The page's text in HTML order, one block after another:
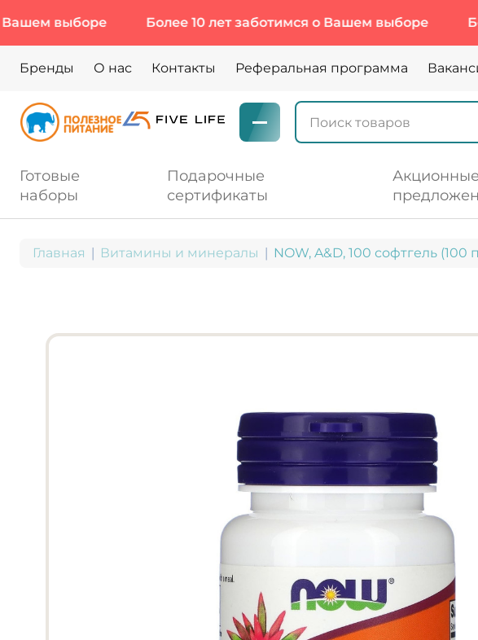
Более 10 лет заботимся о Вашем выборе Более 10
Бренды О нас Контакты Реферальная программа
Готовые
наборы
Подарочные
сертификаты
Акционные
Главная Витамины и минералы NOW, A&D, 100 софтгель (100